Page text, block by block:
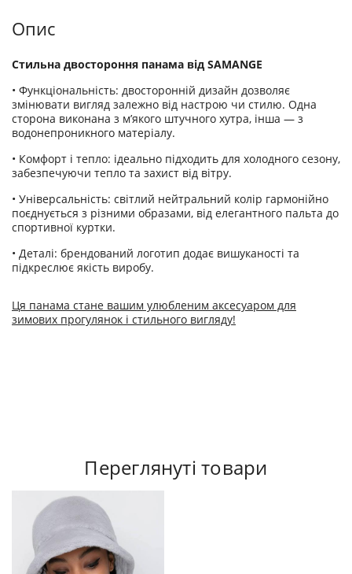
Опис
Стильна двостороння панама від SAMANGE
• Функціональність: двосторонній дизайн дозволяє
змінювати вигляд залежно від настрою чи стилю. Одна
сторона виконана з м’якого штучного хутра, інша — з
водонепроникного матеріалу.
• Комфорт і тепло: ідеально підходить для холодного сезону,
забезпечуючи тепло та захист від вітру.
• Універсальність: світлий нейтральний колір гармонійно
поєднується з різними образами, від елегантного пальта до
спортивної куртки.
• Деталі: брендований логотип додає вишуканості та
підкреслює якість виробу.
Ця панама стане вашим улюбленим аксесуаром для
зимових прогулянок і стильного вигляду!
Переглянуті товари